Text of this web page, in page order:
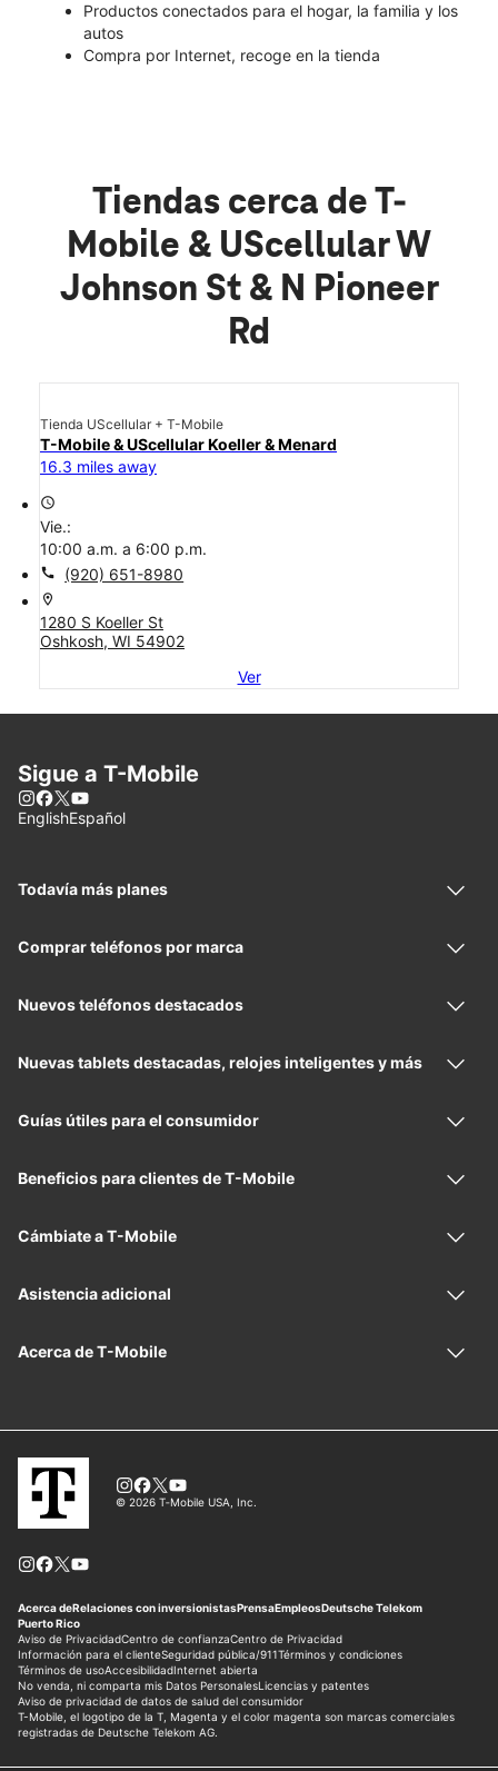
Productos conectados para el hogar, la familia y los
autos
Compra por Internet, recoge en la tienda
Tiendas cerca de T-
Mobile & UScellular W
Johnson St & N Pioneer
Rd
Tienda UScellular + T-Mobile
T-Mobile & UScellular Koeller & Menard
16.3 miles away
access_time
Vie.:
10:00 a.m. a 6:00 p.m.
call (920) 651-8980
location_on
1280 S Koeller St
Oshkosh, WI 54902
Ver